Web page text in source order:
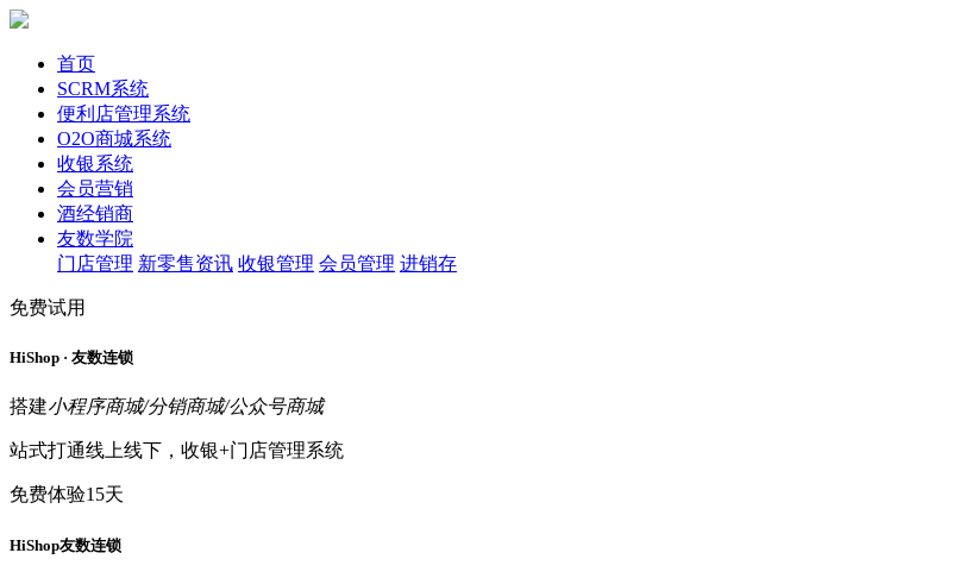
首页
SCRM系统
便利店管理系统
O2O商城系统
收银系统
会员营销
酒经销商
友数学院
门店管理 新零售资讯 收银管理 会员管理 进销存
免费试用
HiShop · 友数连锁
搭建小程序商城/分销商城/公众号商城
站式打通线上线下，收银+门店管理系统
免费体验15天
HiShop友数连锁